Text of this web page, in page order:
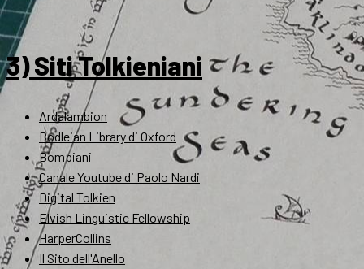
3) Siti Tolkieniani
Ardalambion
Bodleian Library di Oxford
Bompiani
Canale Youtube di Paolo Nardi
Digital Tolkien
Elvish Linguistic Fellowship
HarperCollins
Il Sito dell'Anello